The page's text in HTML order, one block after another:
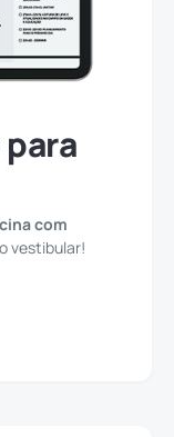
com
vestibular!